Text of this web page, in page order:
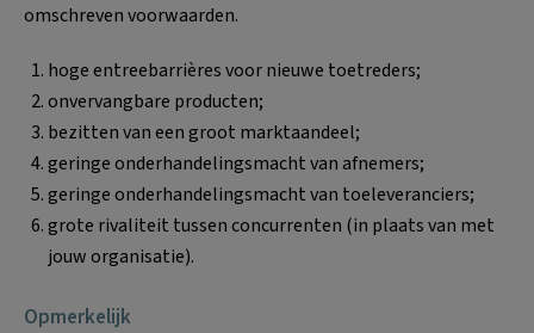
omschreven voorwaarden.
hoge entreebarrières voor nieuwe toetreders;
onvervangbare producten;
bezitten van een groot marktaandeel;
geringe onderhandelingsmacht van afnemers;
geringe onderhandelingsmacht van toeleveranciers;
grote rivaliteit tussen concurrenten (in plaats van met
jouw organisatie).
Opmerkelijk